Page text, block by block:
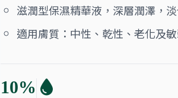
滋潤型保濕精華液，深層潤澤，
適用膚質：中性、乾性、老化及敏
10%